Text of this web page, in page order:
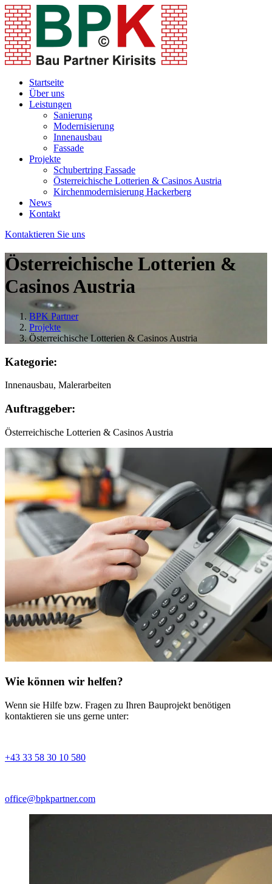
Startseite
Über uns
Leistungen
Sanierung
Modernisierung
Innenausbau
Fassade
Projekte
Schubertring Fassade
Österreichische Lotterien & Casinos Austria
Kirchenmodernisierung Hackerberg
News
Kontakt
Kontaktieren Sie uns
Österreichische Lotterien &
Casinos Austria
BPK Partner
Projekte
Österreichische Lotterien & Casinos Austria
Kategorie:
Innenausbau, Malerarbeiten
Auftraggeber:
Österreichische Lotterien & Casinos Austria
Wie können wir helfen?
Wenn sie Hilfe bzw. Fragen zu Ihren Bauprojekt benötigen
kontaktieren sie uns gerne unter:
+43 33 58 30 10 580
office@bpkpartner.com